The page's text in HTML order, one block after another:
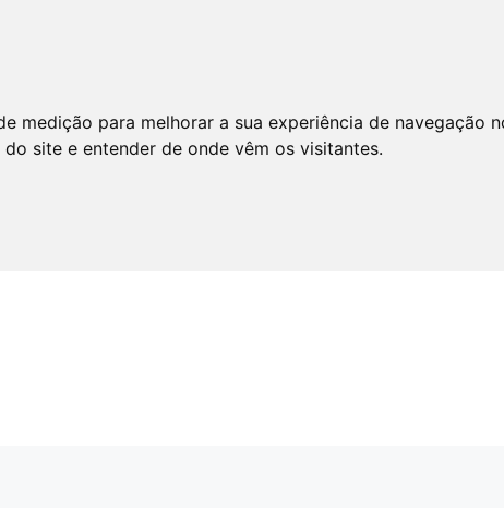
medição para melhorar a sua experiência de navegação
site e entender de onde vêm os visitantes.